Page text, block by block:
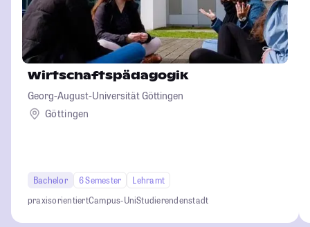
Wirtschaftspädagogik
Georg-August-Universität Göttingen
Göttingen
Bachelor 6 Semester
Lehramt
praxisorientiertCampus-UniStudierendenstadt